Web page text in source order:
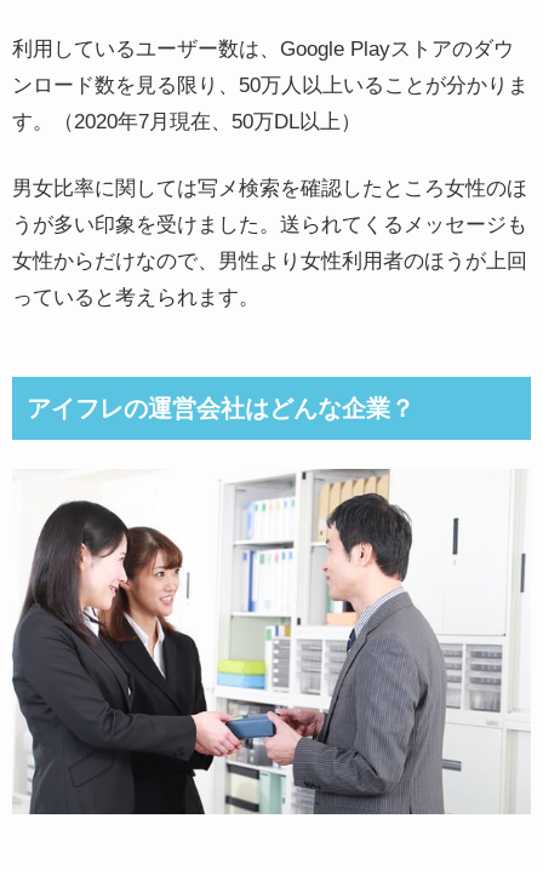
利用しているユーザー数は、Google Playストアのダウ
ンロード数を見る限り、50万人以上いることが分かりま
す。（2020年7月現在、50万DL以上）
男女比率に関しては写メ検索を確認したところ女性のほ
うが多い印象を受けました。送られてくるメッセージも
女性からだけなので、男性より女性利用者のほうが上回
っていると考えられます。
アイフレの運営会社はどんな企業？